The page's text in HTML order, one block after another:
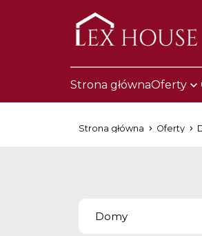
Strona głównaOferty
Strona główna Oferty